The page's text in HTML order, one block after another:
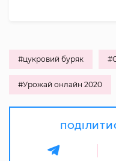
#цукровий буряк
#Урожай онлайн 2020